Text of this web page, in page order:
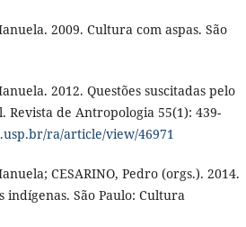
2009. Cultura com aspas. São
2012. Questões suscitadas pelo
de Antropologia 55(1): 439-
ra/article/view/46971
CESARINO, Pedro (orgs.). 2014.
indígenas. São Paulo: Cultura